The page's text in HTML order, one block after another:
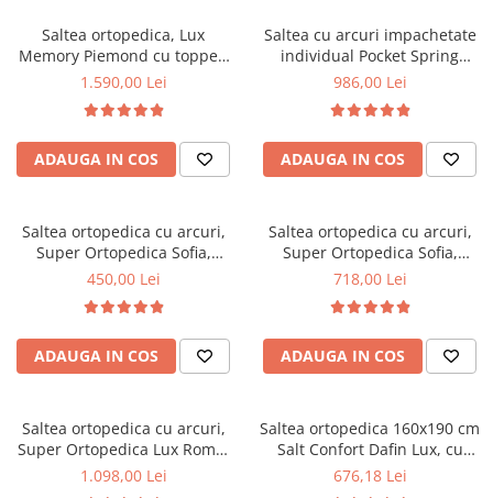
Top saltele 10 cm
Top saltele memory 5 cm
Top saltele MemoHR 6.5 cm
Saltele ieftine
Saltele cu plasa de arcuri
Saltele cu spuma
Mobilier bucatarie
Mese bucatarie
Scaune pentru bucatarie
Mobila bucatarie
Seturi mese si scaune bucatarie
Mobila hol
Suporturi si rafturi pantofi
Portmantouri
Pantofare
Seturi mobilier hol
Stender haine
Etajere
Cuiere
Mobilier gradinita
Saltea ortopedica, Lux
Memory Piemond cu topper,
160x200x32cm, fermitate tare,
2,5 cm, husa matlasata,
sistem de aerisire perimetral,
greutate maxima sustinuta
120 kg/utilizator, Saltex
1.590,00 Lei
ADAUGA IN COS
Saltea cu arcuri impachetate
individual Pocket Spring
Milano, 140x200x24cm, cu
sistem de aerisire perimetral,
Saltex
986,00 Lei
ADAUGA IN COS
Saltea ortopedica cu arcuri,
Super Ortopedica Sofia,
100x200x20cm, fermitate
fata vara-iarna, sistem
aerisire cu butoni, Saltex
450,00 Lei
ADAUGA IN COS
Saltea ortopedica cu arcuri,
Super Ortopedica Sofia,
160x200x20cm, fermitate
fata vara-iarna, sistem
aerisire cu butoni, Saltex
718,00 Lei
ADAUGA IN COS
Saltea ortopedica cu arcuri,
Super Ortopedica Lux Roma,
180x200x23cm, fermitate tare,
1.098,00 Lei
Saltea ortopedica 160x190 cm
Salt Confort Dafin Lux, cu
arcuri Bonell, fermitate
676,18 Lei